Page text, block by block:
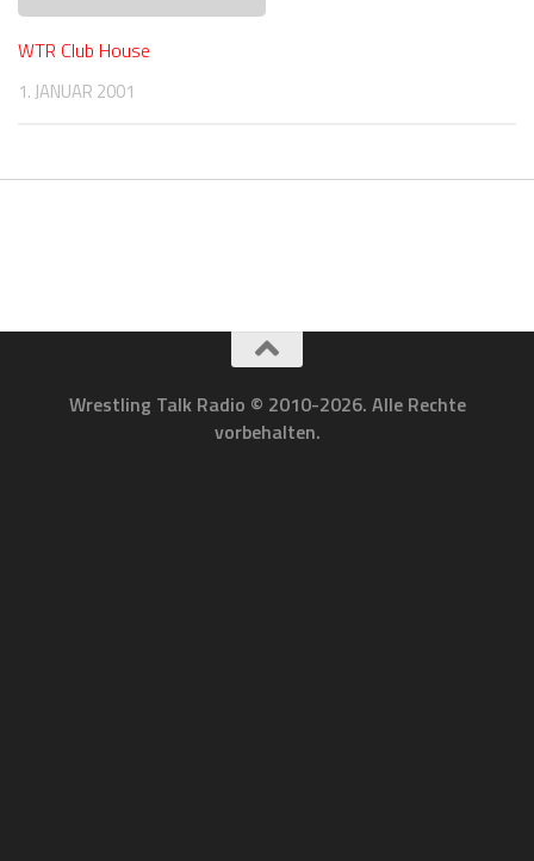
WTR Club House
1. JANUAR 2001
Wrestling Talk Radio © 2010-2026. Alle Rechte
vorbehalten.